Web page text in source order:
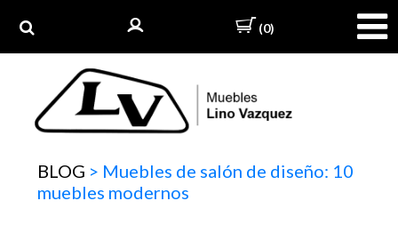
(0)
BLOG > Muebles de salón de diseño: 10
muebles modernos